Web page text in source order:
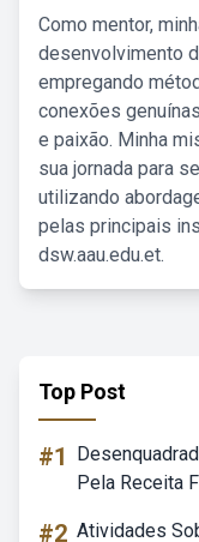
Como mentor,
desenvolvimento
empregando
conexões
e paixão. Minha
sua jornada para
utilizando
pelas principais
dsw.aau.edu.et.
Top Post
#1
Pela Receita
#2 Atividades